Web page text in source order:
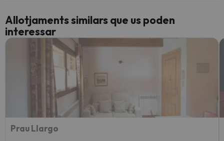
Allotjaments similars que us poden
interessar
Prau Llargo